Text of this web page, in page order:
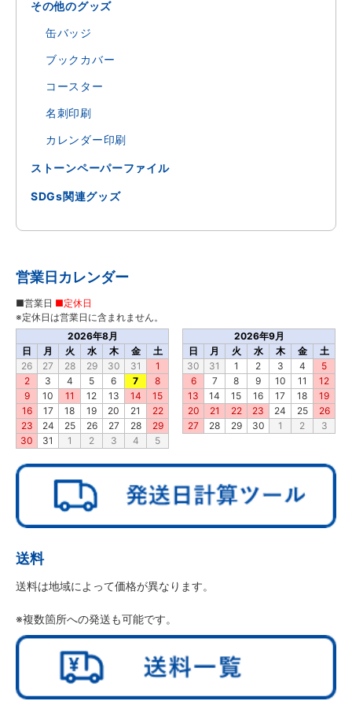
その他のグッズ
缶バッジ
ブックカバー
コースター
名刺印刷
カレンダー印刷
ストーンペーパーファイル
SDGs関連グッズ
営業日カレンダー
2026年8月
日
月 火 水 木 金
土
26
27 28 29 30 31
1
2
3 4 5 6 7
8
9
10 11 12 13 14
15
16
17 18 19 20 21
22
23
24 25 26 27 28
29
30
31 1 2 3 4 5
2026年9月
日
月 火 水 木 金
土
30
31 1 2 3 4
5
6
7 8 9 10 11
12
13
14 15 16 17 18
19
20
21 22 23 24 25
26
27
28 29 30 1 2 3
■営業日 ■定休日
※定休日は営業日に含まれません。
送料
送料は地域によって価格が異なります。
※複数箇所への発送も可能です。